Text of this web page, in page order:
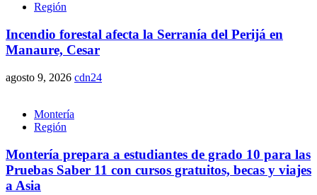
Región
Incendio forestal afecta la Serranía del Perijá en
Manaure, Cesar
agosto 9, 2026 cdn24
Montería
Región
Montería prepara a estudiantes de grado 10 para las
Pruebas Saber 11 con cursos gratuitos, becas y viajes
a Asia